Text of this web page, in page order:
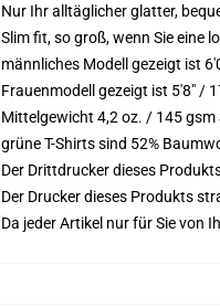
Nur Ihr alltäglicher glatter,
Slim fit, so groß, wenn Sie eine
männliches Modell gezeigt ist
Frauenmodell gezeigt ist 5'8" /
Mittelgewicht 4,2 oz. / 145 gsm
grüne T-Shirts sind 52%
Der Drittdrucker dieses
Der Drucker dieses Produkts
Da jeder Artikel nur für Sie von